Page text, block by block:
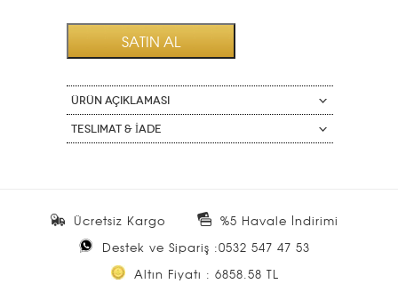
ÜRÜN AÇIKLAMASI
Teslimat & İade
Ücretsiz Kargo
%5 Havale İndirimi
Destek ve Sipariş :0532 547 47 53
Altın Fiyatı : 6858.58 TL